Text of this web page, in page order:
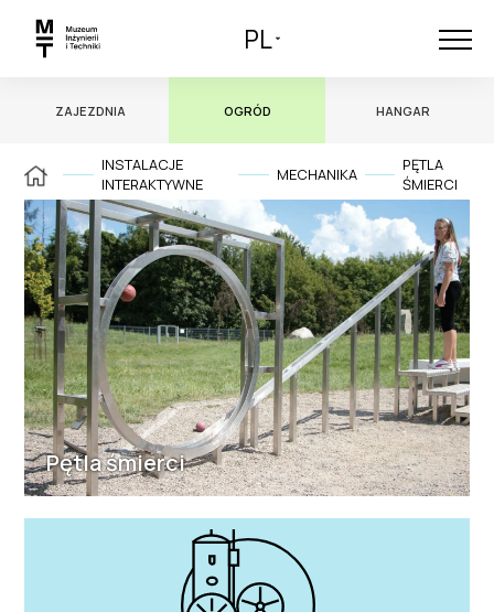
PL
ZAJEZDNIA OGRÓD HANGAR
INSTALACJE
INTERAKTYWNE
MECHANIKA
PĘTLA
ŚMIERCI
Pętla śmierci